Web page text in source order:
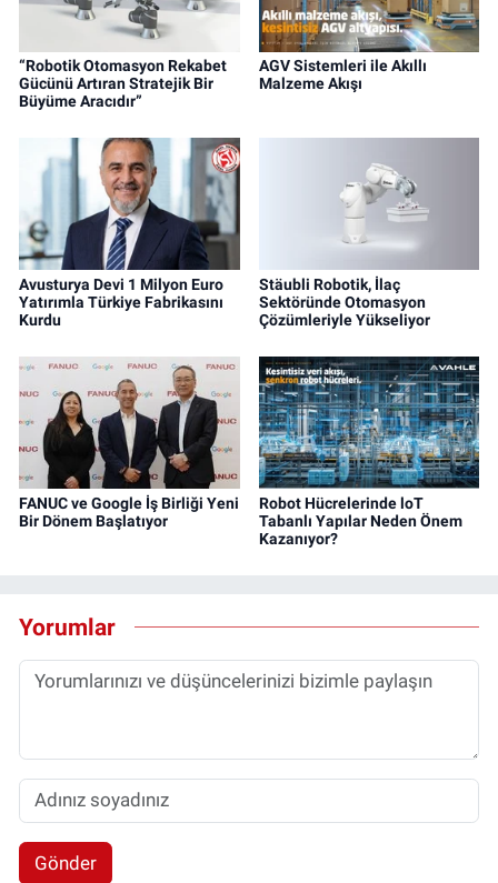
“Robotik Otomasyon Rekabet
Gücünü Artıran Stratejik Bir
Büyüme Aracıdır”
AGV Sistemleri ile Akıllı
Malzeme Akışı
Avusturya Devi 1 Milyon Euro
Yatırımla Türkiye Fabrikasını
Kurdu
Stäubli Robotik, İlaç
Sektöründe Otomasyon
Çözümleriyle Yükseliyor
FANUC ve Google İş Birliği Yeni
Bir Dönem Başlatıyor
Robot Hücrelerinde loT
Tabanlı Yapılar Neden Önem
Kazanıyor?
Yorumlar
Gönder